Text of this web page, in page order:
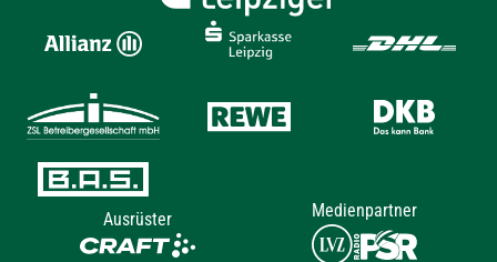
Ausrüster Medienpartner